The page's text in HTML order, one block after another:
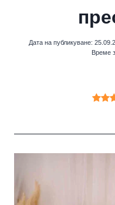
Дата на публикуване:
Време